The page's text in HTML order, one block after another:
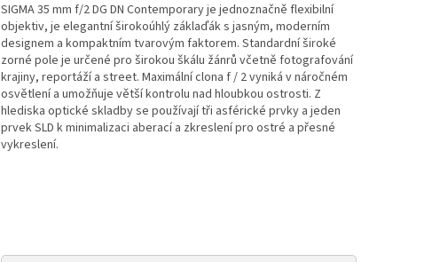
SIGMA 35 mm f/2 DG DN Contemporary je jednoznačně flexibilní
objektiv, je elegantní širokoúhlý záklaďák s jasným, moderním
designem a kompaktním tvarovým faktorem. Standardní široké
zorné pole je určené pro širokou škálu žánrů včetně fotografování
krajiny, reportáží a street. Maximální clona f / 2 vyniká v náročném
osvětlení a umožňuje větší kontrolu nad hloubkou ostrosti. Z
hlediska optické skladby se používají tři asférické prvky a jeden
prvek SLD k minimalizaci aberací a zkreslení pro ostré a přesné
vykreslení.